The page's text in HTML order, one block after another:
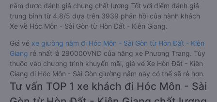
nằm được đánh giá chung chất lượng Tốt với điểm đánh giá
trung bình từ 4.8/5 dựa trên 3939 phản hồi của hành khách
Xe về Hóc Môn - Sài Gòn từ Hòn Đất - Kiên Giang.
Giá vé xe giường nằm đi Hóc Môn - Sài Gòn từ Hòn Đất - Kiên
Giang rẻ nhất là 290000VND của hãng xe Phương Trang. Tùy
thuộc vào chương trình khuyến mãi, giá vé Xe Hòn Đất - Kiên
Giang đi Hóc Môn - Sài Gòn giường nằm này có thể sẽ rẻ hơn.
Tư vấn TOP 1 xe khách đi Hóc Môn - Sài